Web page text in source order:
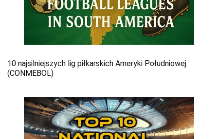
10 najsilniejszych lig piłkarskich Ameryki Południowej
(CONMEBOL)